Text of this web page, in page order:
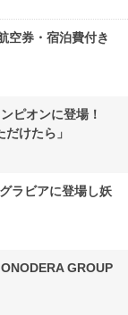
空券・宿泊費付き
ピオンに登場！
けたら」
ラビアに登場し妖
GROUP